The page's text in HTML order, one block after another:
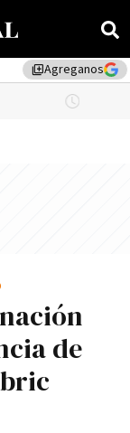
library_addAgreganos
DÓLAR BNA
de